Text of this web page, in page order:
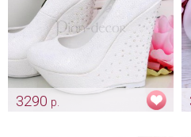
3290 р.